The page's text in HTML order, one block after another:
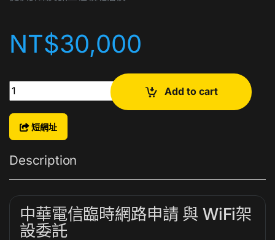
NT$30,000
WiFi網路架設 quantity Add to cart
短網址
Description
中華電信臨時網路申請 與 WiFi架
設委託